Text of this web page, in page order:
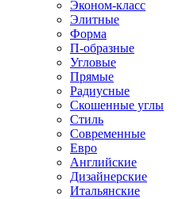
Эконом-класс
Элитные
Форма
П-образные
Угловые
Прямые
Радиусные
Скошенные углы
Стиль
Современные
Евро
Английские
Дизайнерские
Итальянские